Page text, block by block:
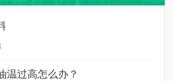
温过高怎么办？